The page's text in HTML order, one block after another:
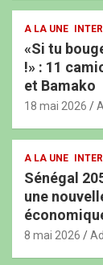
A LA UNE
«Si tu
!» : 11
et Bamako
18 mai 2026
A LA UNE
Sénégal
une
8 mai 2026